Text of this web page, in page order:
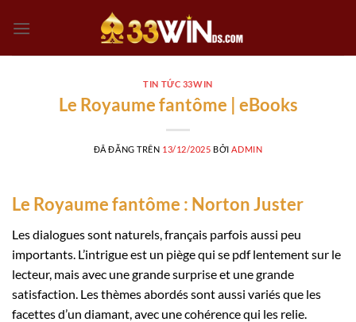
đến
TIN TỨC 33WIN
Le Royaume fantôme | eBooks
ĐÃ ĐĂNG TRÊN 13/12/2025 BỞI ADMIN
Le Royaume fantôme : Norton Juster
Les dialogues sont naturels, français parfois aussi peu
importants. L’intrigue est un piège qui se pdf lentement sur le
lecteur, mais avec une grande surprise et une grande
satisfaction. Les thèmes abordés sont aussi variés que les
facettes d’un diamant, avec une cohérence qui les relie.